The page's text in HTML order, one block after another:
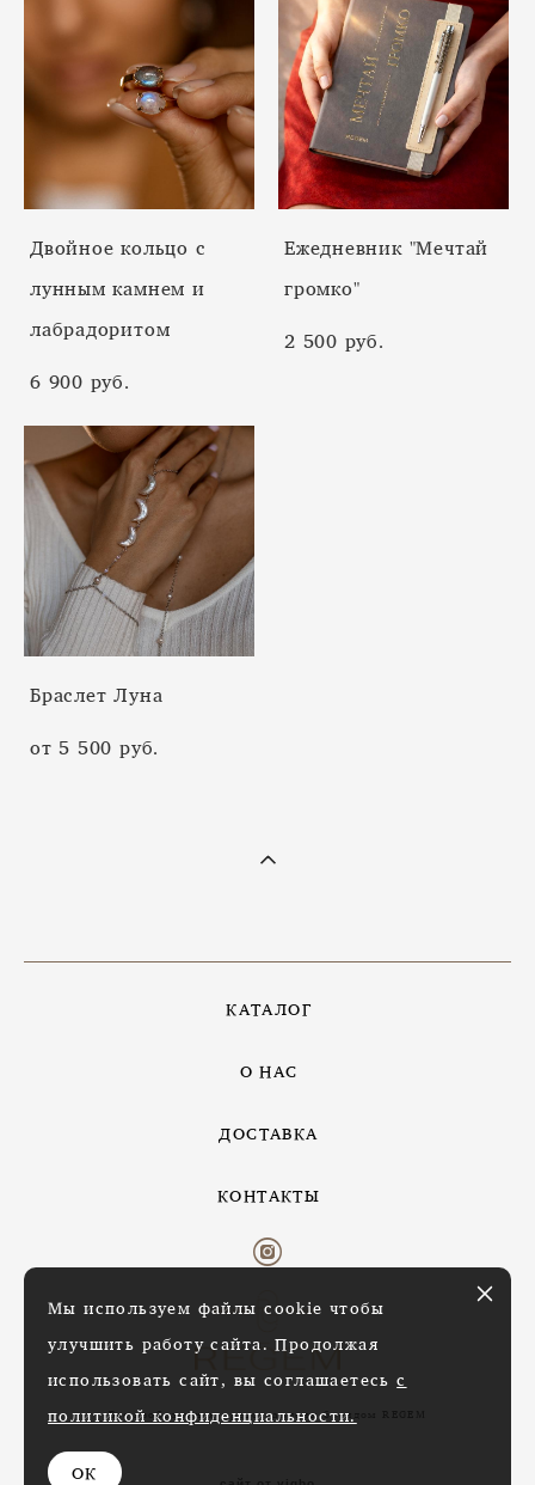
Двойное кольцо с
лунным камнем и
лабрадоритом
6 900 pуб.
Ежедневник "Мечтай
громко"
2 500 pуб.
Браслет Луна
от 5 500 pуб.
КАТАЛОГ
О НАС
ДОСТАВКА
КОНТАКТЫ
Все изображения предоставлены брендом REGEM
Мы используем файлы cookie чтобы
улучшить работу сайта. Продолжая
использовать сайт, вы соглашаетесьс
политикой конфиденциальности.
ОК